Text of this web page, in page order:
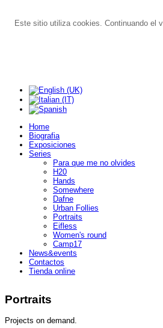
Este sitio utiliza cookies. Continuando el
Home
Biografia
Exposiciones
Series
Para que me no olvides
H20
Hands
Somewhere
Dafne
Urban Follies
Portraits
Eifless
Women's round
Camp17
News&events
Contactos
Tienda online
Portraits
Projects on demand.